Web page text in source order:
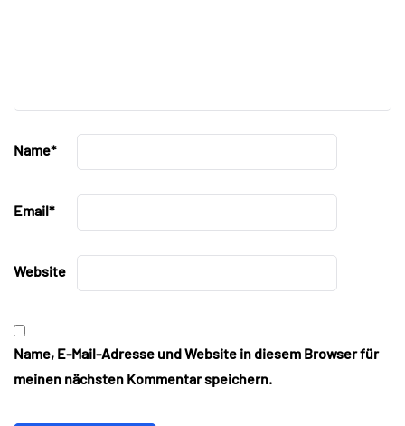
Name*
Email*
Website
Name, E-Mail-Adresse und Website in diesem Browser für
meinen nächsten Kommentar speichern.